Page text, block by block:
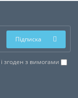
і згоден з вимогами
Підписка